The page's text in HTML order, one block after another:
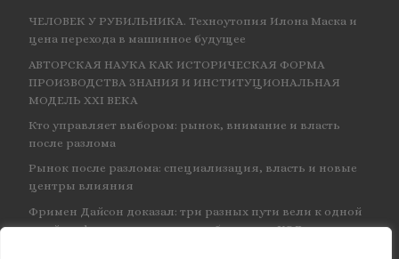
ЧЕЛОВЕК У РУБИЛЬНИКА. Техноутопия Илона Маска и
цена перехода в машинное будущее
АВТОРСКАЯ НАУКА КАК ИСТОРИЧЕСКАЯ ФОРМА
ПРОИЗВОДСТВА ЗНАНИЯ И ИНСТИТУЦИОНАЛЬНАЯ
МОДЕЛЬ XXI ВЕКА
Кто управляет выбором: рынок, внимание и власть
после разлома
Рынок после разлома: специализация, власть и новые
центры влияния
Фримен Дайсон доказал: три разных пути вели к одной
и той же физике — и навсегда объединил КЭД